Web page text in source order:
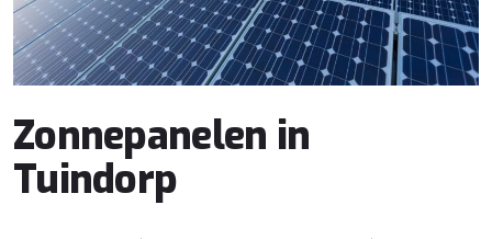
Zonnepanelen in
Tuindorp